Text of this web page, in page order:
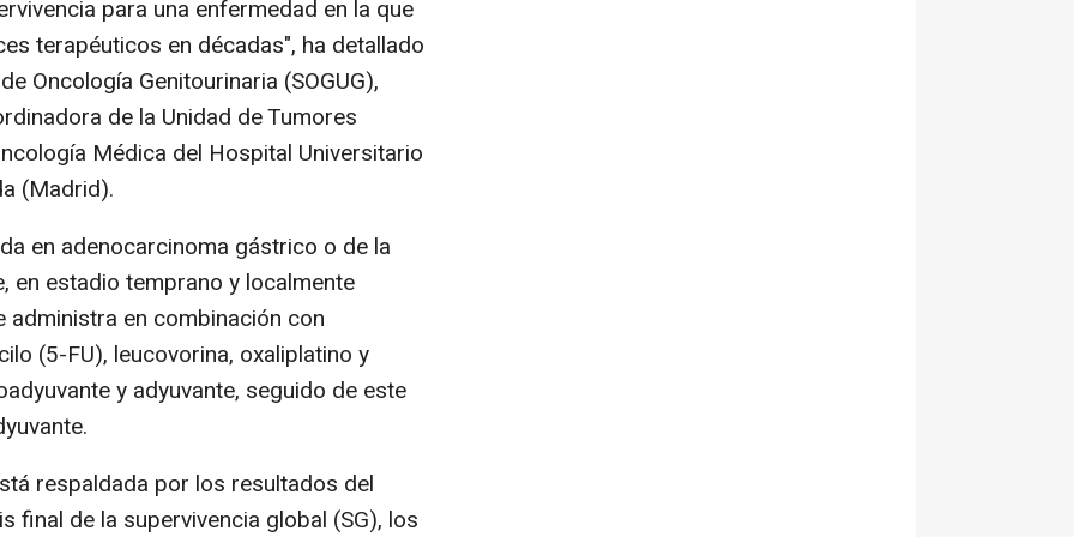
para una enfermedad en la que
terapéuticos en décadas", ha detallado
Oncología Genitourinaria (SOGUG),
de la Unidad de Tumores
Médica del Hospital Universitario
(Madrid).
en adenocarcinoma gástrico o de la
en estadio temprano y localmente
administra en combinación con
(5-FU), leucovorina, oxaliplatino y
y adyuvante, seguido de este
respaldada por los resultados del
final de la supervivencia global (SG), los